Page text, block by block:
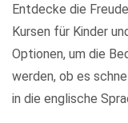
Entdecke die
Kursen für Kinder
Optionen, um die
werden, ob es
in die englische